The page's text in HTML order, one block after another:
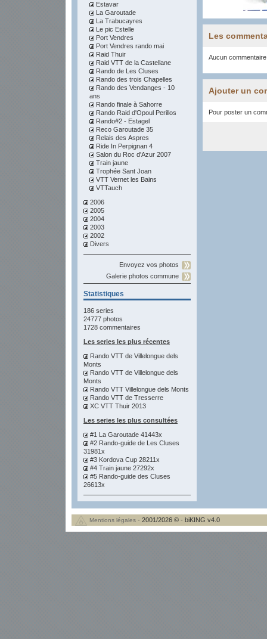
Estavar
La Garoutade
La Trabucayres
Le pic Estelle
Port Vendres
Port Vendres rando mai
Raid Thuir
Raid VTT de la Castellane
Rando de Les Cluses
Rando des trois Chapelles
Rando des Vendanges - 10
ans
Rando finale à Sahorre
Rando Raid d'Opoul Perillos
Rando#2 - Estagel
Reco Garoutade 35
Relais des Aspres
Ride In Perpignan 4
Salon du Roc d'Azur 2007
Train jaune
Trophée Sant Joan
VTT Vernet les Bains
VTTauch
2006
2005
2004
2003
2002
Divers
Envoyez vos photos
Galerie photos commune
Statistiques
186 series
24777 photos
1728 commentaires
Les series les plus récentes
Rando VTT de Villelongue dels
Monts
Rando VTT de Villelongue dels
Monts
Rando VTT Villelongue dels Monts
Rando VTT de Tresserre
XC VTT Thuir 2013
Les series les plus consultées
#1 La Garoutade 41443x
#2 Rando-guide de Les Cluses
31981x
#3 Kordova Cup 28211x
#4 Train jaune 27292x
#5 Rando-guide des Cluses
26613x
Les
Aucun
Ajouter un
Pour poster un
Mentions légales - 2001/2026 © - biKING v4.0